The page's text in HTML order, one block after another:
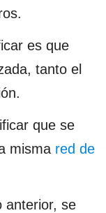
es que
tanto el
que se
misma red de
anterior, se